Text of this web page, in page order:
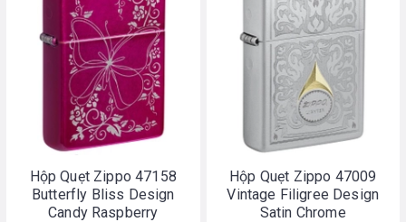
Hộp Quẹt Zippo 47158
Butterfly Bliss Design
Candy Raspberry
Hộp Quẹt Zippo 47009
Vintage Filigree Design
Satin Chrome